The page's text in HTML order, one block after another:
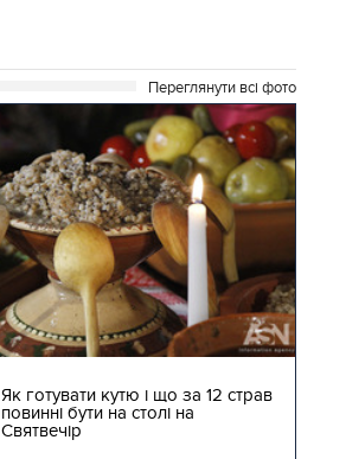
Переглянути всі фото
Як готувати кутю і що за 12 страв
повинні бути на столі на
Святвечір